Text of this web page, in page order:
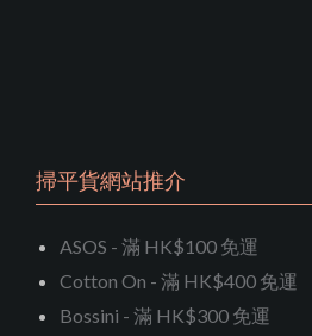
掃平貨網站推介
ASOS - 滿 HK$100 免運
Cotton On - 滿 HK$400 免運
Bossini - 滿 HK$300 免運